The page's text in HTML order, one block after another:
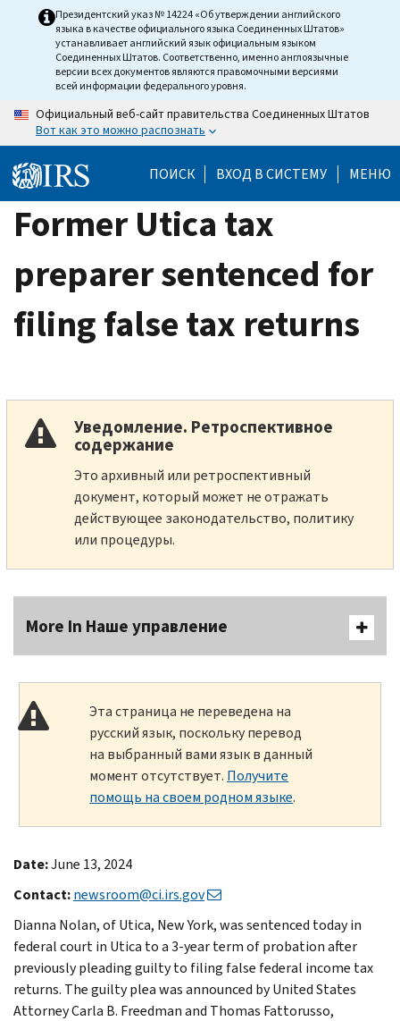
Президентский указ № 14224 «Об утверждении английского
языка в качестве официального языка Соединенных Штатов»
устанавливает английский язык официальным языком
Соединенных Штатов. Соответственно, именно англоязычные
версии всех документов являются правомочными версиями
всей информации федерального уровня.
Официальный веб-сайт правительства Соединенных Штатов
Вот как это можно распознать
ПОИСК ВХОД В СИСТЕМУ МЕНЮ
Former Utica tax
preparer sentenced for
filing false tax returns
Уведомление. Ретроспективное
содержание
Это архивный или ретроспективный
документ, который может не отражать
действующее законодательство, политику
или процедуры.
More In Наше управление
Эта страница не переведена на
русский язык, поскольку перевод
на выбранный вами язык в данный
момент отсутствует. Получите
помощь на своем родном языке.
Date:June 13, 2024
Contact:newsroom@ci.irs.gov
Dianna Nolan, of Utica, New York, was sentenced today in
federal court in Utica to a 3-year term of probation after
previously pleading guilty to filing false federal income tax
returns. The guilty plea was announced by United States
Attorney Carla B. Freedman and Thomas Fattorusso,